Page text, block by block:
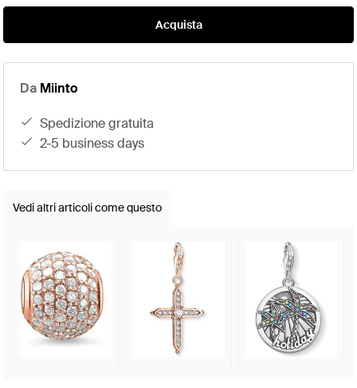
Acquista
Da Miinto
spedizione gratuita
2-5 business days
Vedi altri articoli come questo